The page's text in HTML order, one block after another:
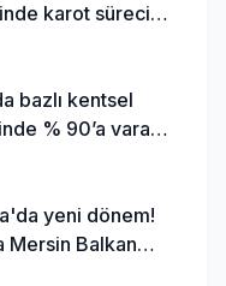
karot süreci
bazlı kentsel
% 90’a varan
yeni dönem!
Mersin Balkan